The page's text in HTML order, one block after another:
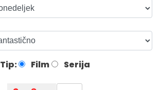
Tip: Film Serija